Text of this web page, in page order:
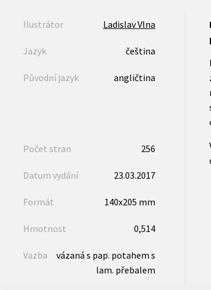
Ilustrátor Ladislav Vlna
Jazyk čeština
Původní jazyk angličtina
Počet stran 256
Datum vydání 23.03.2017
Formát 140x205 mm
Hmotnost 0,514
Vazba
vázaná s pap. potahem s
lam. přebalem